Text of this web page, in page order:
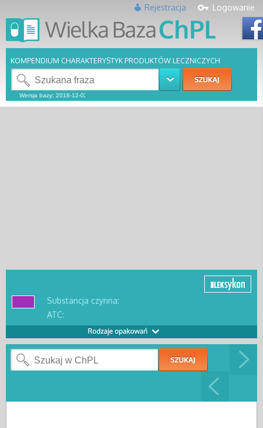
Logowanie
Rejestracja
KOMPENDIUM CHARAKTERYSTYK PRODUKTÓW LECZNICZYCH
Substancja czynna:
ATC: